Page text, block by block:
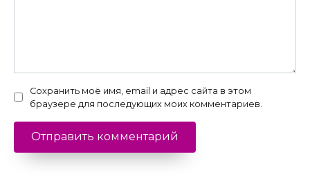
Сохранить моё имя, email и адрес сайта в этом
браузере для последующих моих комментариев.